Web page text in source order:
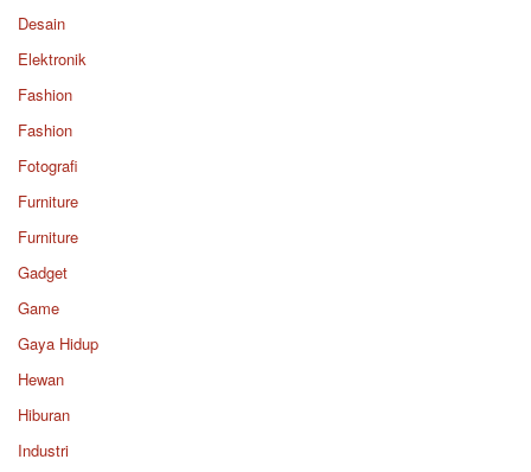
Desain
Elektronik
Fashion
Fashion
Fotografi
Furniture
Furniture
Gadget
Game
Gaya Hidup
Hewan
Hiburan
Industri